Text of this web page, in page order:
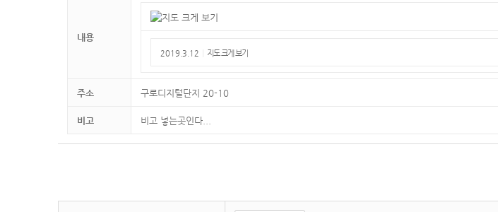
내용
2019.3.12 지도 크게 보기
주소 구로디지털단지 20-10
비고 비고 넣는곳인다...